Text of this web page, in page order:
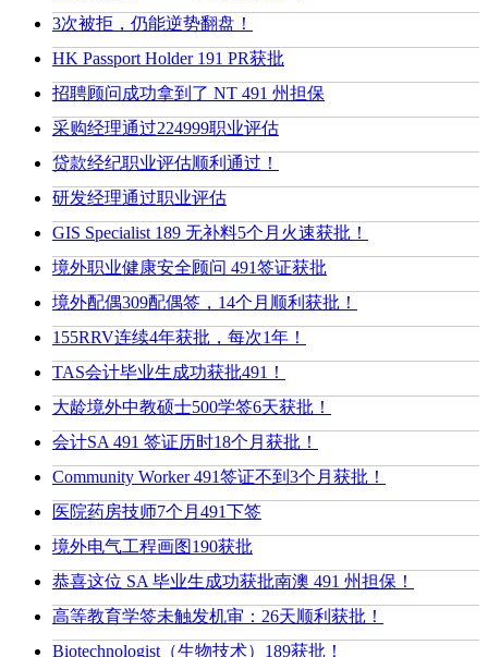
3次被拒，仍能逆势翻盘！
HK Passport Holder 191 PR获批
招聘顾问成功拿到了 NT 491 州担保
采购经理通过224999职业评估
贷款经纪职业评估顺利通过！
研发经理通过职业评估
GIS Specialist 189 无补料5个月火速获批！
境外职业健康安全顾问 491签证获批
境外配偶309配偶签，14个月顺利获批！
155RRV连续4年获批，每次1年！
TAS会计毕业生成功获批491！
大龄境外中教硕士500学签6天获批！
会计SA 491 签证历时18个月获批！
Community Worker 491签证不到3个月获批！
医院药房技师7个月491下签
境外电气工程画图190获批
恭喜这位 SA 毕业生成功获批南澳 491 州担保！
高等教育学签未触发机审：26天顺利获批！
Biotechnologist（生物技术）189获批！